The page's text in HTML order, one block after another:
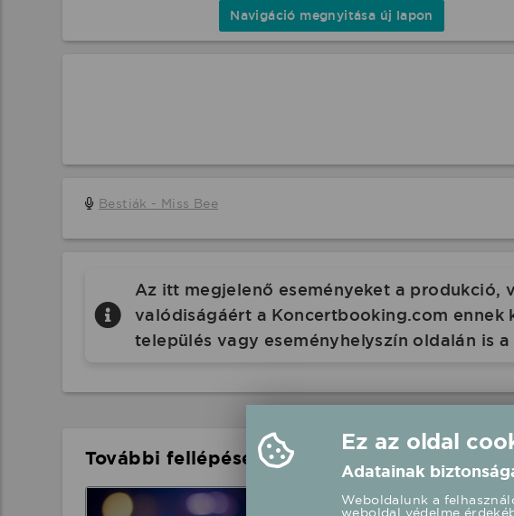
Navigáció megnyitása új lapon
Bestiák - Miss Bee
Az itt megjelenő eseményeket a
valódiságáért a Koncertbooking.com
település vagy eseményhelyszín oldalán is
További fellépések a közelben
Király Linda fellépés
Ez az oldal
Adatainak
Weboldalunk a
weboldal védelme